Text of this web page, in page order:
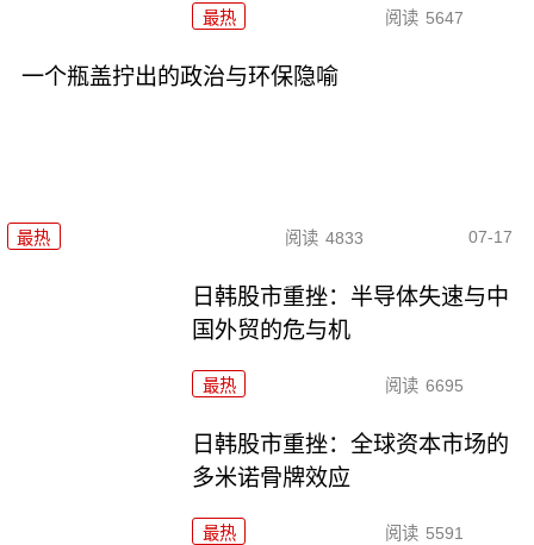
最热 阅读 5647
一个瓶盖拧出的政治与环保隐喻
最热 阅读 4833 07-17
日韩股市重挫：半导体失速与中
国外贸的危与机
最热 阅读 6695
日韩股市重挫：全球资本市场的
多米诺骨牌效应
最热 阅读 5591